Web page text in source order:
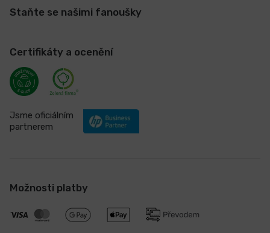
Staňte se našimi fanoušky
Certifikáty a ocenění
Jsme oficiálním
partnerem
Možnosti platby